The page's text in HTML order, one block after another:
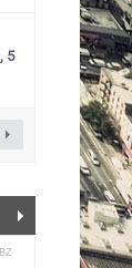
5
BZ